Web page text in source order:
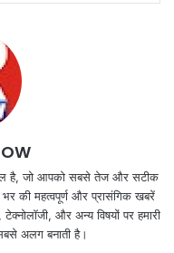
है, जो आपको सबसे तेज और सटीक
भर की महत्वपूर्ण और प्रासंगिक खबरें
और अन्य विषयों पर हमारी
सबसे अलग बनाती है।